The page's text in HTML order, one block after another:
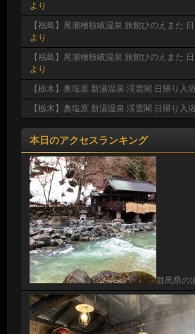
より
【福島】尾瀬檜枝岐温泉 旅館ひのえま
より
【福島】尾瀬檜枝岐温泉 旅館ひのえま
より
【栃木】奥塩原 新湯温泉 渓雲閣 日帰り入浴
【栃木】奥塩原 新湯温泉 渓雲閣 日帰り入浴
本日のアクセスランキング
群馬県の